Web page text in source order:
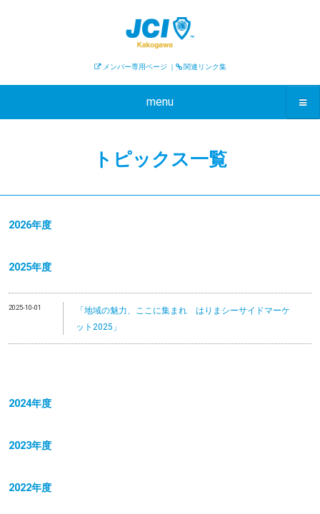
メンバー専用ページ ｜ 関連リンク集
menu
トピックス一覧
2026年度
2025年度
2025-10-01
「地域の魅力、ここに集まれ はりまシーサイドマーケ
ット2025」
2024年度
2023年度
2022年度